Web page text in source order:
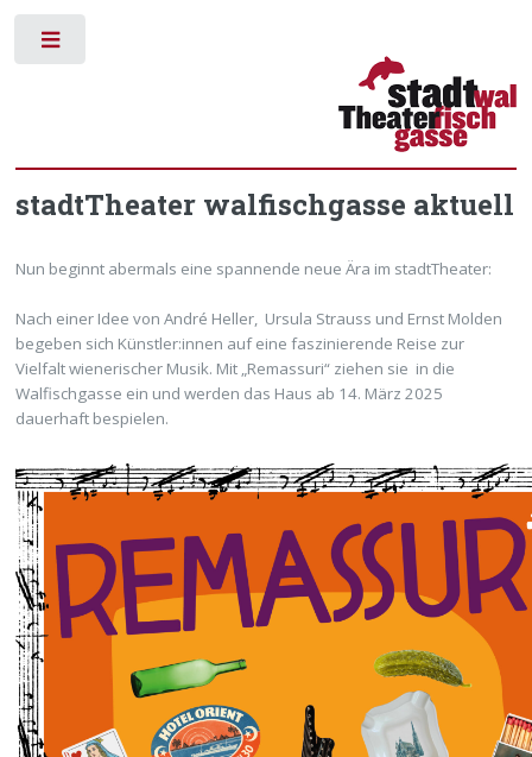
stadtTheater walfischgasse aktuell
Nun beginnt abermals eine spannende neue Ära im stadtTheater:
Nach einer Idee von André Heller, Ursula Strauss und Ernst Molden
begeben sich Künstler:innen auf eine faszinierende Reise zur
Vielfalt wienerischer Musik. Mit „Remassuri“ ziehen sie in die
Walfischgasse ein und werden das Haus ab 14. März 2025
dauerhaft bespielen.